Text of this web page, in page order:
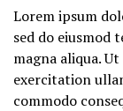
Lorem ipsum
sed do
magna aliqua.
exercitation
commodo